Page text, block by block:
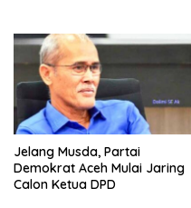
Jelang Musda, Partai
Demokrat Aceh Mulai Jaring
Calon Ketua DPD